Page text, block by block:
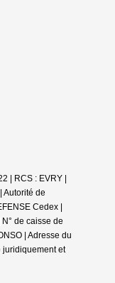
| RCS : EVRY |
Autorité de
Cedex |
de caisse de
| Adresse du
juridiquement et